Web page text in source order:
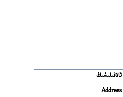
ئالاقىلىشىڭ
Address